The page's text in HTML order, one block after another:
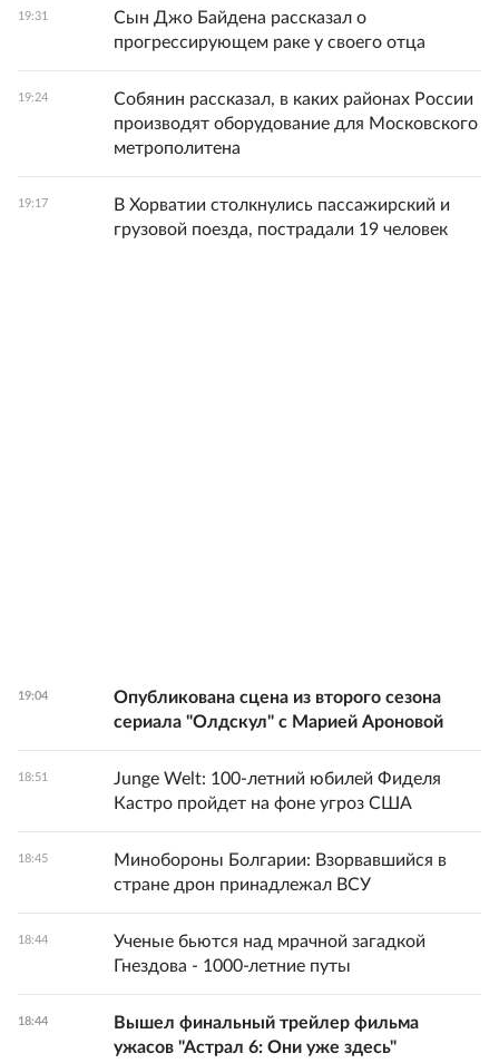
19:31
Сын Джо Байдена рассказал о
прогрессирующем раке у своего отца
19:24
Собянин рассказал, в каких районах России
производят оборудование для Московского
метрополитена
19:17
В Хорватии столкнулись пассажирский и
грузовой поезда, пострадали 19 человек
19:04
Опубликована сцена из второго сезона
сериала "Олдскул" с Марией Ароновой
18:51
Junge Welt: 100-летний юбилей Фиделя
Кастро пройдет на фоне угроз США
18:45
Минобороны Болгарии: Взорвавшийся в
стране дрон принадлежал ВСУ
18:44
Ученые бьются над мрачной загадкой
Гнездова - 1000-летние путы
18:44
Вышел финальный трейлер фильма
ужасов "Астрал 6: Они уже здесь"